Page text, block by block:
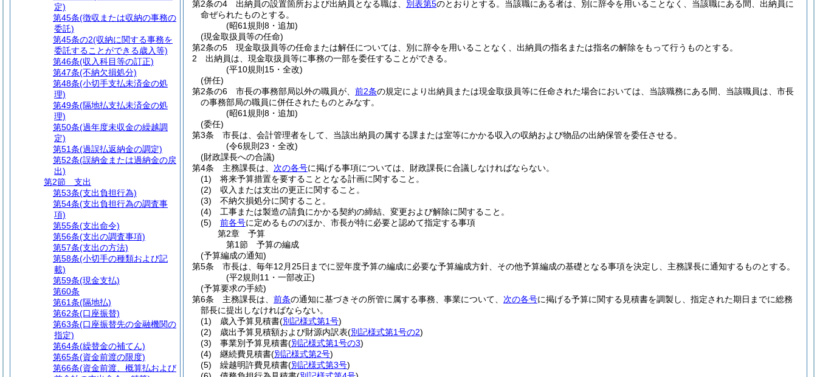
第2条の4
出納員の設置箇所および出納員となる職は、 別表第5のとおりとする。 当該職にある者は、別に辞令を用いることなく、当該職にある間、出納員に
命ぜられたものとする。
(昭61規則8・追加)
(現金取扱員等の任命)
第2条の5
現金取扱員等の任命または解任については、別に辞令を用いることなく、出納員の指名または指名の解除をもって行うものとする。
2
出納員は、現金取扱員等に事務の一部を委任することができる。
(平10規則15・全改)
(併任)
第2条の6
市長の事務部局以外の職員が、 前2条の規定により出納員または現金取扱員等に任命された場合においては、当該職務にある間、当該職員は、市長
の事務部局の職員に併任されたものとみなす。
(昭61規則8・追加)
(委任)
第3条
市長は、会計管理者をして、当該出納員の属する課または室等にかかる収入の収納および物品の出納保管を委任させる。
(令6規則23・全改)
(財政課長への合議)
第4条
主務課長は、 次の各号に掲げる事項については、財政課長に合議しなければならない。
(1)
将来予算措置を要することとなる計画に関すること。
(2)
収入または支出の更正に関すること。
(3)
不納欠損処分に関すること。
(4)
工事または製造の請負にかかる契約の締結、変更および解除に関すること。
(5)
前各号に定めるもののほか、市長が特に必要と認めて指定する事項
第2章
予算
第1節
予算の編成
(予算編成の通知)
第5条
市長は、毎年12月25日までに翌年度予算の編成に必要な予算編成方針、その他予算編成の基礎となる事項を決定し、主務課長に通知するものとする。
(平2規則11・一部改正)
(予算要求の手続)
第6条
主務課長は、 前条の通知に基づきその所管に属する事務、事業について、 次の各号に掲げる予算に関する見積書を調製し、指定された期日までに総務
部長に提出しなければならない。
(1)
歳入予算見積書(別記様式第1号)
(2)
歳出予算見積額および財源内訳表(別記様式第1号の2)
(3)
事業別予算見積書(別記様式第1号の3)
(4)
継続費見積書(別記様式第2号)
(5)
繰越明許費見積書(別記様式第3号)
定)
第45条(徴収または収納の事務の
委託)
第45条の2(収納に関する事務を
委託することができる歳入等)
第46条(収入科目等の訂正)
第47条(不納欠損処分)
第48条(小切手支払未済金の処
理)
第49条(隔地払支払未済金の処
理)
第50条(過年度未収金の繰越調
定)
第51条(過誤払返納金の調定)
第52条(誤納金または過納金の戻
出)
第2節
支出
第53条(支出負担行為)
第54条(支出負担行為の調査事
項)
第55条(支出命令)
第56条(支出の調査事項)
第57条(支出の方法)
第58条(小切手の種類および記
載)
第59条(現金支払)
第60条
第61条(隔地払)
第62条(口座振替)
第63条(口座振替先の金融機関の
指定)
第64条(繰替金の補てん)
第65条(資金前渡の限度)
第66条(資金前渡、概算払および